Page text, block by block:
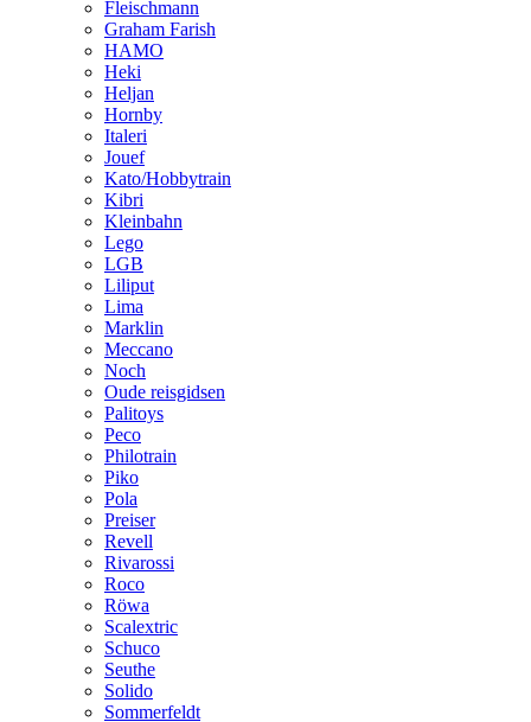
Fleischmann
Graham Farish
HAMO
Heki
Heljan
Hornby
Italeri
Jouef
Kato/Hobbytrain
Kibri
Kleinbahn
Lego
LGB
Liliput
Lima
Marklin
Meccano
Noch
Oude reisgidsen
Palitoys
Peco
Philotrain
Piko
Pola
Preiser
Revell
Rivarossi
Roco
Röwa
Scalextric
Schuco
Seuthe
Solido
Sommerfeldt